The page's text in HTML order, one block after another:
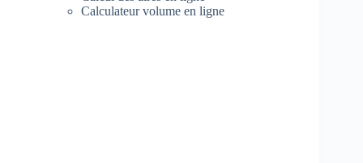
Calculateur volume en ligne